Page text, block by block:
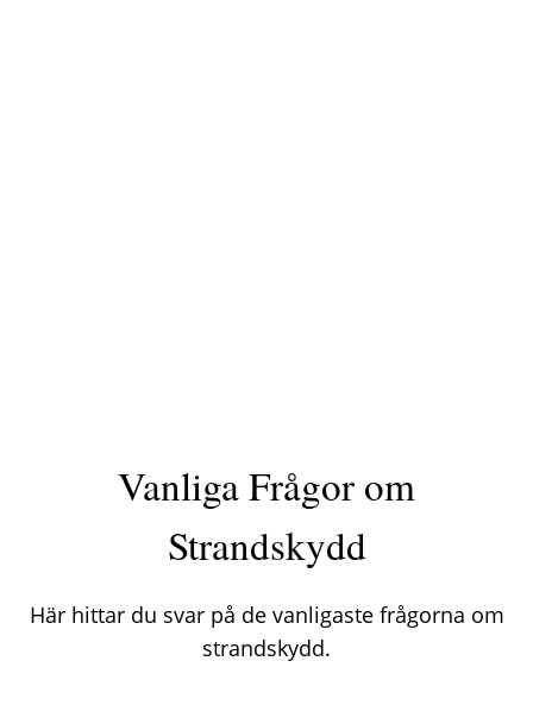
Vanliga Frågor om
Strandskydd
Här hittar du svar på de vanligaste frågorna om
strandskydd.